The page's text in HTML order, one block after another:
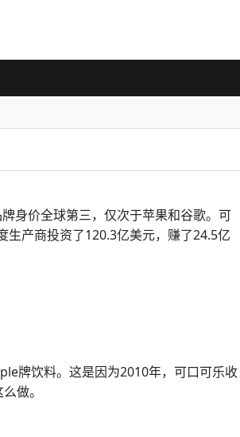
身价全球第三，仅次于苹果和谷歌。可
生产商投资了120.3亿美元，赚了24.5亿
牌饮料。这是因为2010年，可口可乐收
做。